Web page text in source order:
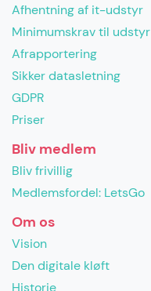
Afhentning af it-udstyr
Minimumskrav til udstyr
Afrapportering
Sikker datasletning
GDPR
Priser
Bliv medlem
Bliv frivillig
Medlemsfordel: LetsGo
Om os
Vision
Den digitale kløft
Historie